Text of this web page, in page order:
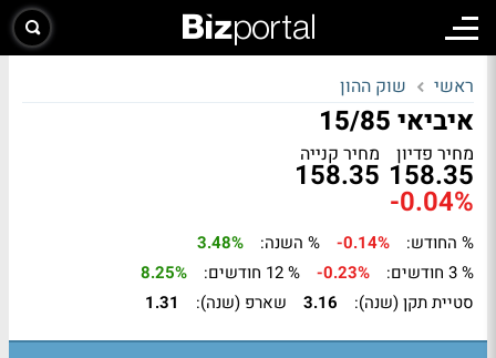
ראשי שוק ההון
איביאי 15/85
מחיר פדיון
158.35
מחיר קנייה
158.35
-0.04%
% החודש: -0.14% % השנה:
3.48%
% 3 חודשים:
-0.23% % 12 חודשים:
8.25%
סטיית תקן (שנה):
3.16 שארפ (שנה): 1.31